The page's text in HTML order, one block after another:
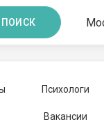
ПОИСК
Психологи
Вакансии